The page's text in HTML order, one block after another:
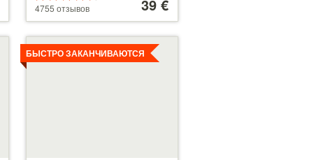
4.5 из 5
4755 отзывов 39 €
БЫСТРО ЗАКАНЧИВАЮТСЯ
Детальнее